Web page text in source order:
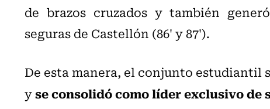
de brazos cruzados y también
seguras de Castellón (86' y 87').
De esta manera, el conjunto estudiantil
yse consolidó como líder exclusivo de